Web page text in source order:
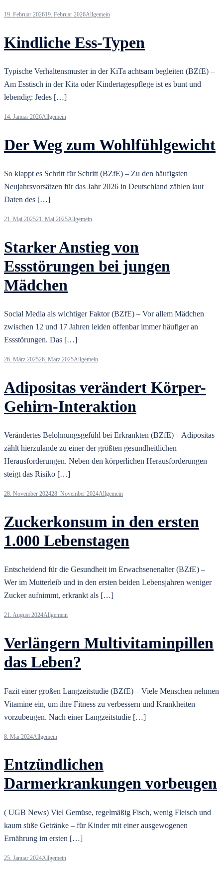
19. Februar 202619. Februar 2026Allgemein
Kindliche Ess-Typen
Typische Verhaltensmuster in der KiTa achtsam begleiten (BZfE) –
Am Esstisch in der Kita oder Kindertagespflege ist es bunt und
lebendig: Jedes […]
14. Januar 2026Allgemein
Der Weg zum Wohlfühlgewicht
So klappt es Schritt für Schritt (BZfE) – Zu den häufigsten
Neujahrsvorsätzen für das Jahr 2026 in Deutschland zählen laut
Daten des […]
21. Mai 202521. Mai 2025Allgemein
Starker Anstieg von
Essstörungen bei jungen
Mädchen
Social Media als wichtiger Faktor (BZfE) – Vor allem Mädchen
zwischen 12 und 17 Jahren leiden offenbar immer häufiger an
Essstörungen. Das […]
26. März 202526. März 2025Allgemein
Adipositas verändert Körper-
Gehirn-Interaktion
Verändertes Belohnungsgefühl bei Erkrankten (BZfE) – Adipositas
zählt hierzulande zu einer der größten gesundheitlichen
Herausforderungen. Neben den körperlichen Herausforderungen
steigt das Risiko […]
28. November 202428. November 2024Allgemein
Zuckerkonsum in den ersten
1.000 Lebenstagen
Entscheidend für die Gesundheit im Erwachsenenalter (BZfE) –
Wer im Mutterleib und in den ersten beiden Lebensjahren weniger
Zucker aufnimmt, erkrankt als […]
21. August 2024Allgemein
Verlängern Multivitaminpillen
das Leben?
Fazit einer großen Langzeitstudie (BZfE) – Viele Menschen nehmen
Vitamine ein, um ihre Fitness zu verbessern und Krankheiten
vorzubeugen. Nach einer Langzeitstudie […]
8. Mai 2024Allgemein
Entzündlichen
Darmerkrankungen vorbeugen
( UGB News) Viel Gemüse, regelmäßig Fisch, wenig Fleisch und
kaum süße Getränke – für Kinder mit einer ausgewogenen
Ernährung im ersten […]
25. Januar 2024Allgemein